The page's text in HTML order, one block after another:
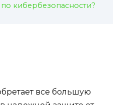
кибербезопасности?
все большую